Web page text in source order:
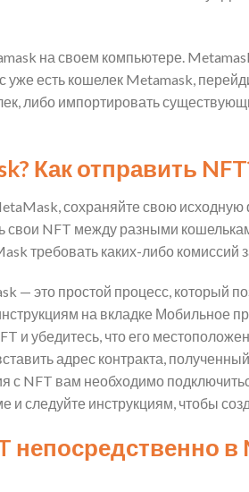
на своем компьютере.
уже есть кошелек Metamask,
либо импортировать
Как отправить
сохраняйте свою исходную
свои NFT между разными
требовать каких-либо комиссий
— это простой процесс, который
на вкладке Мобильное
и убедитесь, что его
адрес контракта,
с NFT вам необходимо
следуйте инструкциям, чтобы
непосредственно